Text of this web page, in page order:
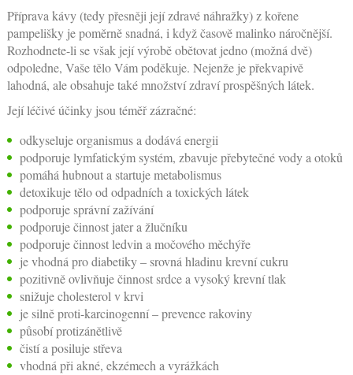
Příprava kávy (tedy přesněji její zdravé náhražky) z kořene
pampelišky je poměrně snadná, i když časově malinko náročnější.
Rozhodnete-li se však její výrobě obětovat jedno (možná dvě)
odpoledne, Vaše tělo Vám poděkuje. Nejenže je překvapivě
lahodná, ale obsahuje také množství zdraví prospěšných látek.
Její léčivé účinky jsou téměř zázračné:
odkyseluje organismus a dodává energii
podporuje lymfatickým systém, zbavuje přebytečné vody a otoků
pomáhá hubnout a startuje metabolismus
detoxikuje tělo od odpadních a toxických látek
podporuje správní zažívání
podporuje činnost jater a žlučníku
podporuje činnost ledvin a močového měchýře
je vhodná pro diabetiky – srovná hladinu krevní cukru
pozitivně ovlivňuje činnost srdce a vysoký krevní tlak
snižuje cholesterol v krvi
je silně proti-karcinogenní – prevence rakoviny
působí protizánětlivě
čistí a posiluje střeva
vhodná při akné, ekzémech a vyrážkách